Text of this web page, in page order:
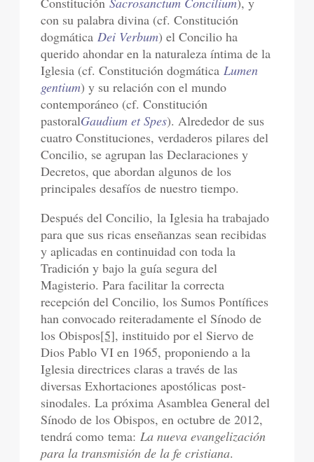
con su palabra divina (cf. Constitución
dogmáticaDei Verbum) el Concilio ha
querido ahondar en la naturaleza íntima de la
Iglesia (cf. Constitución dogmáticaLumen
gentium) y su relación con el mundo
contemporáneo (cf. Constitución
pastoralGaudium et Spes). Alrededor de sus
cuatro Constituciones, verdaderos pilares del
Concilio, se agrupan las Declaraciones y
Decretos, que abordan algunos de los
principales desafíos de nuestro tiempo.
Después del Concilio, la Iglesia ha trabajado
para que sus ricas enseñanzas sean recibidas
y aplicadas en continuidad con toda la
Tradición y bajo la guía segura del
Magisterio. Para facilitar la correcta
recepción del Concilio, los Sumos Pontífices
han convocado reiteradamente el Sínodo de
los Obispos[5], instituido por el Siervo de
Dios Pablo VI en 1965, proponiendo a la
Iglesia directrices claras a través de las
diversas Exhortaciones apostólicas post-
sinodales. La próxima Asamblea General del
Sínodo de los Obispos, en octubre de 2012,
tendrá como tema:La nueva evangelización
para la transmisión de la fe cristiana.